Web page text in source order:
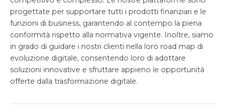
progettate per supportare tutti i prodotti finanziari e le
funzioni di business, garantendo al contempo la piena
conformità rispetto alla normativa vigente. Inoltre, siamo
in grado di guidare i nostri clienti nella loro road map di
evoluzione digitale, consentendo loro di adottare
soluzioni innovative e sfruttare appieno le opportunità
offerte dalla trasformazione digitale.